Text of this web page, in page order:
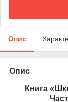
Опис
Опис
Книга